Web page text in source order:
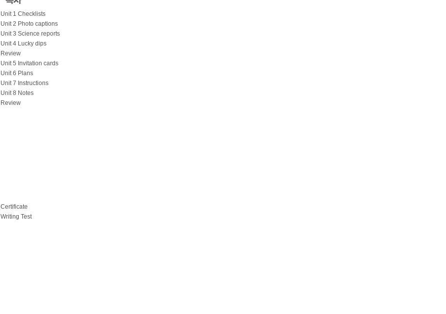
Unit 1 Checklists
Unit 2 Photo captions
Unit 3 Science reports
Unit 4 Lucky dips
Review
Unit 5 Invitation cards
Unit 6 Plans
Unit 7 Instructions
Unit 8 Notes
Review
Certificate
Writing Test